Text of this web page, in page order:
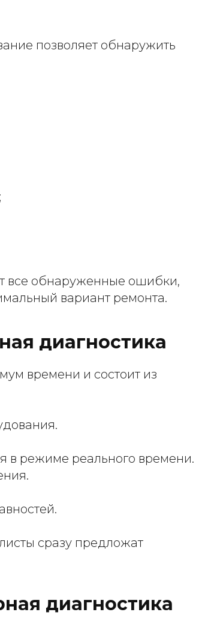
позволяет обнаружить
все обнаруженные ошибки,
вариант ремонта.
диагностика
времени и состоит из
в режиме реального времени.
сразу предложат
диагностика